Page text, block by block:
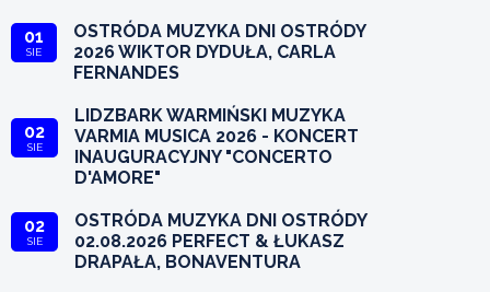
01
SIE
OSTRÓDA MUZYKA DNI OSTRÓDY
2026 WIKTOR DYDUŁA, CARLA
FERNANDES
02
SIE
LIDZBARK WARMIŃSKI MUZYKA
VARMIA MUSICA 2026 - KONCERT
INAUGURACYJNY "CONCERTO
D'AMORE"
02
SIE
OSTRÓDA MUZYKA DNI OSTRÓDY
02.08.2026 PERFECT & ŁUKASZ
DRAPAŁA, BONAVENTURA